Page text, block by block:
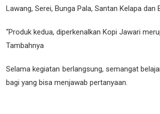
Lawang, Serei, Bunga Pala, Santan Kelapa
“Produk kedua, diperkenalkan Kopi Jawari
Tambahnya
Selama kegiatan berlangsung, semangat
bagi yang bisa menjawab pertanyaan.